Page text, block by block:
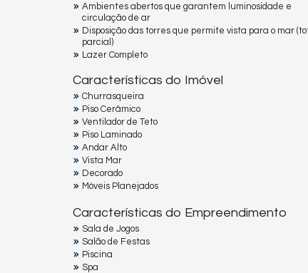
Ambientes abertos que garantem luminosidade e
circulação de ar
Disposição das torres que permite vista para o mar
parcial)
Lazer Completo
Características do Imóvel
Churrasqueira
Piso Cerâmico
Ventilador de Teto
Piso Laminado
Andar Alto
Vista Mar
Decorado
Móveis Planejados
Características do Empreendimento
Sala de Jogos
Salão de Festas
Piscina
Spa